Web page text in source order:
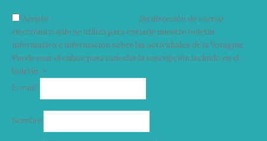
Acepto
Su dirección de correo
electrónico solo se utiliza para enviarle nuestro boletín
informativo e información sobre las actividades de la Vorágine.
Puede usar el enlace para cancelar la suscripción incluido en el
boletín. >
E-mail*
Nombre